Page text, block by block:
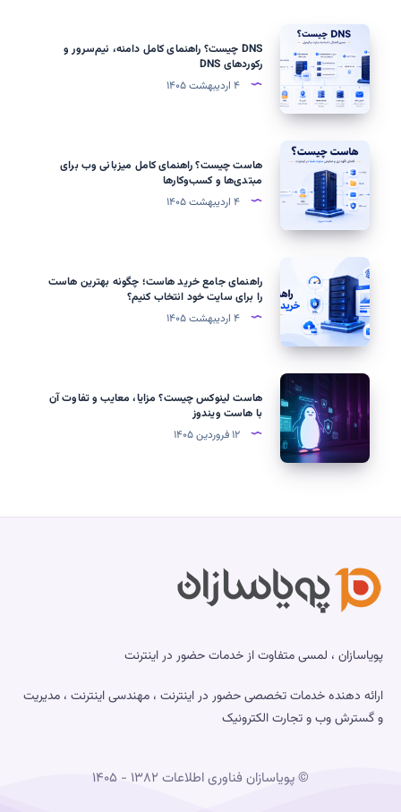
DNS
چیست؟
راهنمای
کامل
دامنه،
نیم‌سرور
و
رکوردهای
DNS
DNS چیست؟ راهنمای کامل دامنه، نیم‌سرور و
رکوردهای DNS
۴ اردیبهشت ۱۴۰۵
هاست
چیست؟
راهنمای
کامل
میزبانی
وب
برای
مبتدی‌ها
و
کسب‌وکارها
هاست چیست؟ راهنمای کامل میزبانی وب برای
مبتدی‌ها و کسب‌وکارها
۴ اردیبهشت ۱۴۰۵
راهنمای
جامع
خرید
هاست؛
چگونه
بهترین
هاست
را
برای
سایت
انتخاب
راهنمای جامع خرید هاست؛ چگونه بهترین هاست
را برای سایت خود انتخاب کنیم؟
۴ اردیبهشت ۱۴۰۵
هاست
لینوکس
چیست؟
مزایا،
معایب
تفاوت
هاست
ویندوز
هاست لینوکس چیست؟ مزایا، معایب و تفاوت آن
با هاست ویندوز
۱۲ فروردین ۱۴۰۵
پویاسازان ، لمسی متفاوت از خدمات حضور در اینترنت
ارائه دهنده خدمات تخصصی حضور در اینترنت ، مهندسی اینترنت ، مدیریت
و گسترش وب و تجارت الکترونیک
© پویاسازان فناوری اطلاعات ۱۳۸۲ - ۱۴۰۵